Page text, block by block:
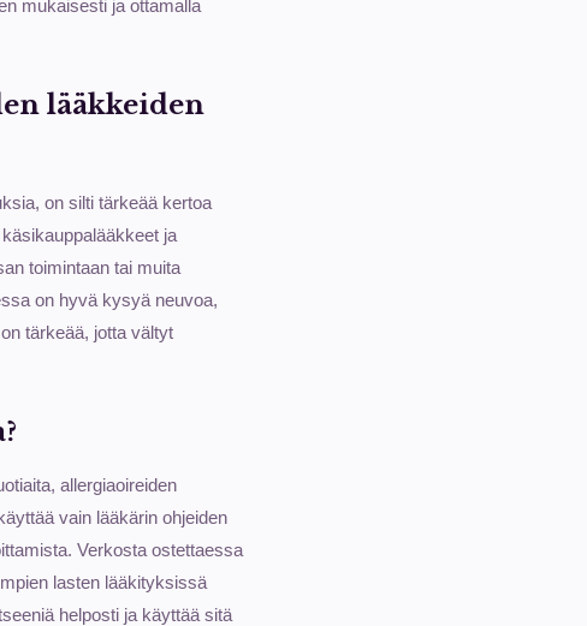
mukaisesti ja ottamalla
lääkkeiden
on silti tärkeää kertoa
ja
toimintaan tai muita
on hyvä kysyä neuvoa,
tärkeää, jotta vältyt
allergiaoireiden
vain lääkärin ohjeiden
Verkosta ostettaessa
lasten lääkityksissä
helposti ja käyttää sitä